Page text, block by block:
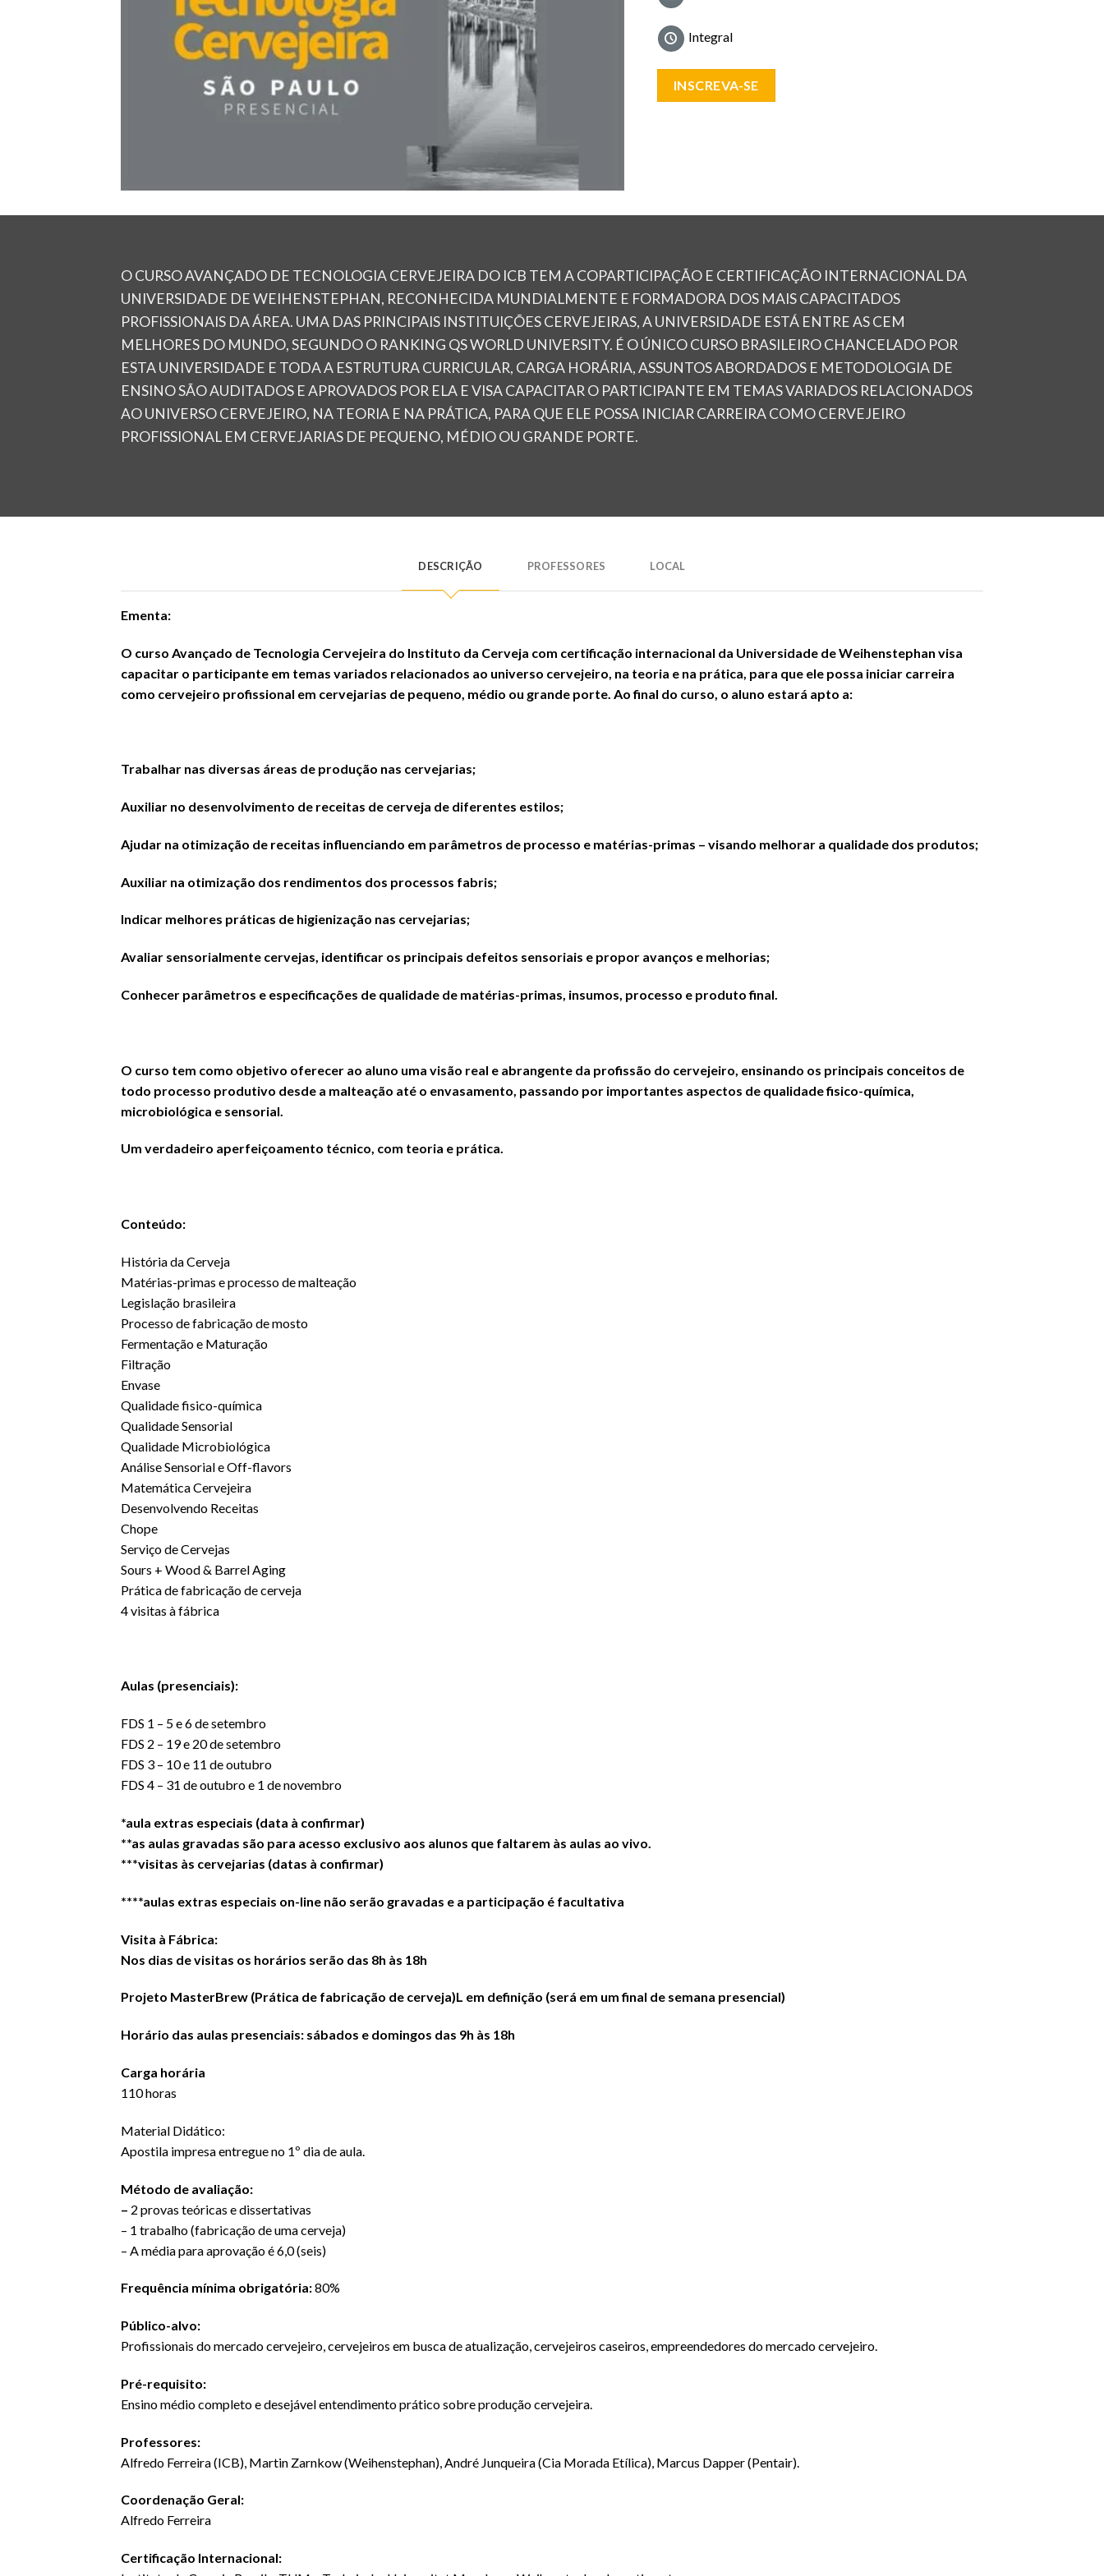
Integral
INSCREVA-SE
O CURSO AVANÇADO DE TECNOLOGIA CERVEJEIRA DO ICB TEM A COPARTICIPAÇÃO E CERTIFICAÇÃO INTERNACIONAL DA
UNIVERSIDADE DE WEIHENSTEPHAN, RECONHECIDA MUNDIALMENTE E FORMADORA DOS MAIS CAPACITADOS
PROFISSIONAIS DA ÁREA. UMA DAS PRINCIPAIS INSTITUIÇÕES CERVEJEIRAS, A UNIVERSIDADE ESTÁ ENTRE AS CEM
MELHORES DO MUNDO, SEGUNDO O RANKING QS WORLD UNIVERSITY. É O ÚNICO CURSO BRASILEIRO CHANCELADO POR
ESTA UNIVERSIDADE E TODA A ESTRUTURA CURRICULAR, CARGA HORÁRIA, ASSUNTOS ABORDADOS E METODOLOGIA DE
ENSINO SÃO AUDITADOS E APROVADOS POR ELA E VISA CAPACITAR O PARTICIPANTE EM TEMAS VARIADOS RELACIONADOS
AO UNIVERSO CERVEJEIRO, NA TEORIA E NA PRÁTICA, PARA QUE ELE POSSA INICIAR CARREIRA COMO CERVEJEIRO
PROFISSIONAL EM CERVEJARIAS DE PEQUENO, MÉDIO OU GRANDE PORTE.
DESCRIÇÃO PROFESSORES LOCAL
Ementa:
O curso Avançado de Tecnologia Cervejeira do Instituto da Cerveja com certificação internacional da Universidade de Weihenstephan visa
capacitar o participante em temas variados relacionados ao universo cervejeiro, na teoria e na prática, para que ele possa iniciar carreira
como cervejeiro profissional em cervejarias de pequeno, médio ou grande porte. Ao final do curso, o aluno estará apto a:
Trabalhar nas diversas áreas de produção nas cervejarias;
Auxiliar no desenvolvimento de receitas de cerveja de diferentes estilos;
Ajudar na otimização de receitas influenciando em parâmetros de processo e matérias-primas – visando melhorar a qualidade dos produtos;
Auxiliar na otimização dos rendimentos dos processos fabris;
Indicar melhores práticas de higienização nas cervejarias;
Avaliar sensorialmente cervejas, identificar os principais defeitos sensoriais e propor avanços e melhorias;
Conhecer parâmetros e especificações de qualidade de matérias-primas, insumos, processo e produto final.
O curso tem como objetivo oferecer ao aluno uma visão real e abrangente da profissão do cervejeiro, ensinando os principais conceitos de
todo processo produtivo desde a malteação até o envasamento, passando por importantes aspectos de qualidade fisico-química,
microbiológica e sensorial.
Um verdadeiro aperfeiçoamento técnico, com teoria e prática.
Conteúdo:
História da Cerveja
Matérias-primas e processo de malteação
Legislação brasileira
Processo de fabricação de mosto
Fermentação e Maturação
Filtração
Envase
Qualidade fisico-química
Qualidade Sensorial
Qualidade Microbiológica
Análise Sensorial e Off-flavors
Matemática Cervejeira
Desenvolvendo Receitas
Chope
Serviço de Cervejas
Sours + Wood & Barrel Aging
Prática de fabricação de cerveja
4 visitas à fábrica
Aulas (presenciais):
FDS 1 – 5 e 6 de setembro
FDS 2 – 19 e 20 de setembro
FDS 3 – 10 e 11 de outubro
FDS 4 – 31 de outubro e 1 de novembro
*aula extras especiais (data à confirmar)
**as aulas gravadas são para acesso exclusivo aos alunos que faltarem às aulas ao vivo.
***visitas às cervejarias (datas à confirmar)
****aulas extras especiais on-line não serão gravadas e a participação é facultativa
Visita à Fábrica:
Nos dias de visitas os horários serão das 8h às 18h
Projeto MasterBrew (Prática de fabricação de cerveja)L em definição (será em um final de semana presencial)
Horário das aulas presenciais: sábados e domingos das 9h às 18h
Carga horária
110 horas
Material Didático:
Apostila impresa entregue no 1º dia de aula.
Método de avaliação:
– 2 provas teóricas e dissertativas
– 1 trabalho (fabricação de uma cerveja)
– A média para aprovação é 6,0 (seis)
Frequência mínima obrigatória:80%
Público-alvo:
Profissionais do mercado cervejeiro, cervejeiros em busca de atualização, cervejeiros caseiros, empreendedores do mercado cervejeiro.
Pré-requisito:
Ensino médio completo e desejável entendimento prático sobre produção cervejeira.
Professores:
Alfredo Ferreira (ICB), Martin Zarnkow (Weihenstephan), André Junqueira (Cia Morada Etílica), Marcus Dapper (Pentair).
Coordenação Geral:
Alfredo Ferreira
Certificação Internacional: